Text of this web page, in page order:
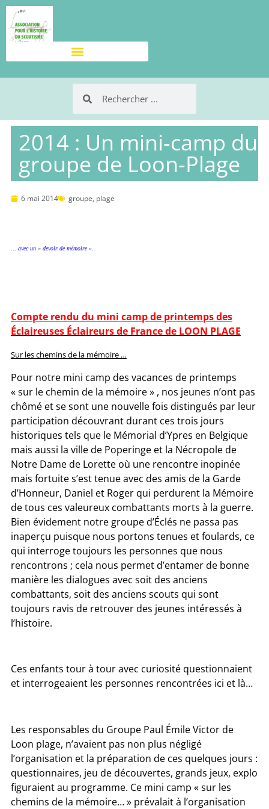
2014 : Un mini-camp du
groupe de Loon-Plage
6 mai 2014 groupe, plage
… avec un « devoir de mémoire ».
Compte rendu du mini camp de printemps des
Éclaireuses Éclaireurs de France de LOON PLAGE
Sur les chemins de la mémoire …
Pour notre mini camp des vacances de printemps
« sur le chemin de la mémoire » , nos jeunes n’ont pas
chômé et se sont une nouvelle fois distingués par leur
participation découvrant durant ces trois jours
historiques tels que le Mémorial d’Ypres en Belgique
mais aussi la ville de Poperinge et la Nécropolede
Notre Dame de Lorette où une rencontre inopinée
mais fortuite s’est tenue avec des amis de la Garde
d’Honneur, Daniel et Roger qui perdurent la Mémoire
de tous ces valeureux combattants morts à la guerre.
Bien évidement notre groupe d’Éclés ne passa pas
inaperçu puisque nous portons tenues et foulards, ce
qui interroge toujours les personnes que nous
rencontrons ; cela nous permet d’entamer de bonne
manière les dialogues avec soit des anciens
combattants, soit des anciens scouts qui sont
toujours ravis de retrouver des jeunes intéressés à
l’histoire.
Ces enfants tour à tour avec curiosité questionnaient
et interrogeaient les personnes rencontrées ici et là…
Les responsables du Groupe Paul Émile Victor de
Loon plage, n’avaient pas non plus négligé
l’organisation et la préparation de ces quelques jours :
questionnaires, jeu de découvertes, grands jeux, explo
figuraient au programme. Ce mini camp « sur les
chemins de la mémoire… » prévalait à l’organisation